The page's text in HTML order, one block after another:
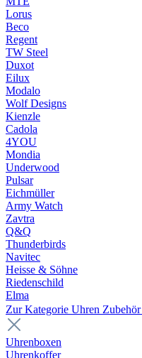
Lorus
Beco
Regent
TW Steel
Duxot
Eilux
Modalo
Wolf Designs
Kienzle
Cadola
4YOU
Mondia
Underwood
Pulsar
Eichmüller
Army Watch
Zavtra
Q&Q
Thunderbirds
Navitec
Heisse & Söhne
Riedenschild
Elma
Zur Kategorie Uhren Zubehör
Uhrenboxen
Uhrenkoffer